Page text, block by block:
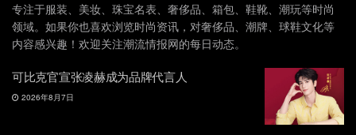
专注于服装、美妆、珠宝名表、奢侈品、箱包、鞋靴、潮玩等时尚
领域。如果你也喜欢浏览时尚资讯，对奢侈品、潮牌、球鞋文化等
内容感兴趣！欢迎关注潮流情报网的每日动态。
可比克官宣张凌赫成为品牌代言人
2026年8月7日